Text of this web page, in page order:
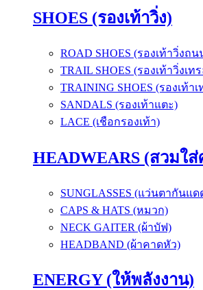
SHOES (รองเท้าวิ่ง)
ROAD SHOES (รองเท้าวิ่งถน
TRAIL SHOES (รองเท้าวิ่งเท
TRAINING SHOES (รองเท้า
SANDALS (รองเท้าแตะ)
LACE (เชือกรองเท้า)
HEADWEARS (สวมใส่
SUNGLASSES (แว่นตากันแด
CAPS & HATS (หมวก)
NECK GAITER (ผ้าบัฟ)
HEADBAND (ผ้าคาดหัว)
ENERGY (ให้พลังงาน)